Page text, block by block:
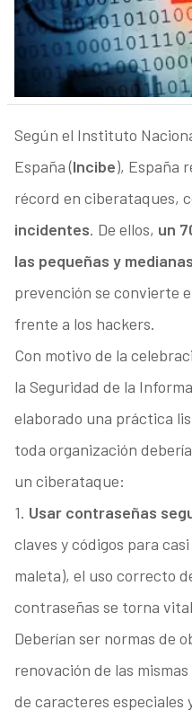
Según el Instituto
España (Incibe), España
récord en ciberataques,
incidentes. De ellos, un
las pequeñas y
prevención se convierte
frente a los hackers.
Con motivo de la
la Seguridad de la
elaborado una práctica
toda organización
un ciberataque:
1. Usar contraseñas
claves y códigos para
maleta), el uso correcto
contraseñas se torna
Deberían ser normas de
renovación de las
de caracteres